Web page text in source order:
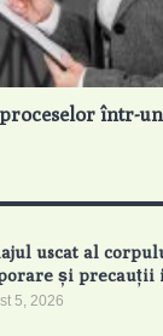
într-un
uscat al
și precauții
5, 2026